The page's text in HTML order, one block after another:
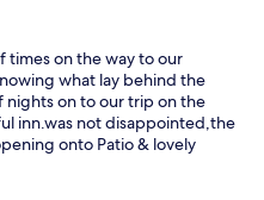
times on the way to our
what lay behind the
on to our trip on the
inn.was not disappointed,the
onto Patio & lovely
meal were excellent & the
very appreciated.